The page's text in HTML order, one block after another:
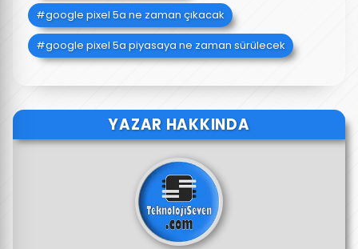
google pixel 5a ne zaman çıkacak
google pixel 5a piyasaya ne zaman sürülecek
YAZAR HAKKINDA